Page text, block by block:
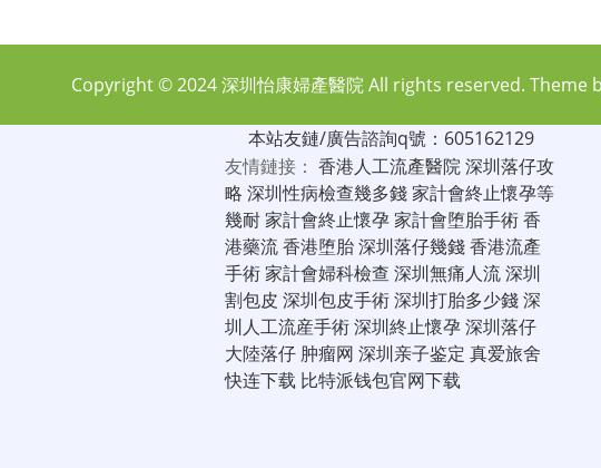
Copyright © 2024深圳怡康婦產醫院All rights reserved. Theme
本站友鏈/廣告諮詢q號：605162129
友情鏈接： 香港人工流產醫院深圳落仔攻
略 深圳性病檢查幾多錢家計會終止懷孕等
幾耐家計會終止懷孕家計會堕胎手術香
港藥流香港堕胎深圳落仔幾錢香港流產
手術家計會婦科檢查 深圳無痛人流深圳
割包皮 深圳包皮手術深圳打胎多少錢深
圳人工流産手術深圳終止懷孕深圳落仔
大陸落仔 肿瘤网 深圳亲子鉴定 真爱旅舍
快连下载 比特派钱包官网下载